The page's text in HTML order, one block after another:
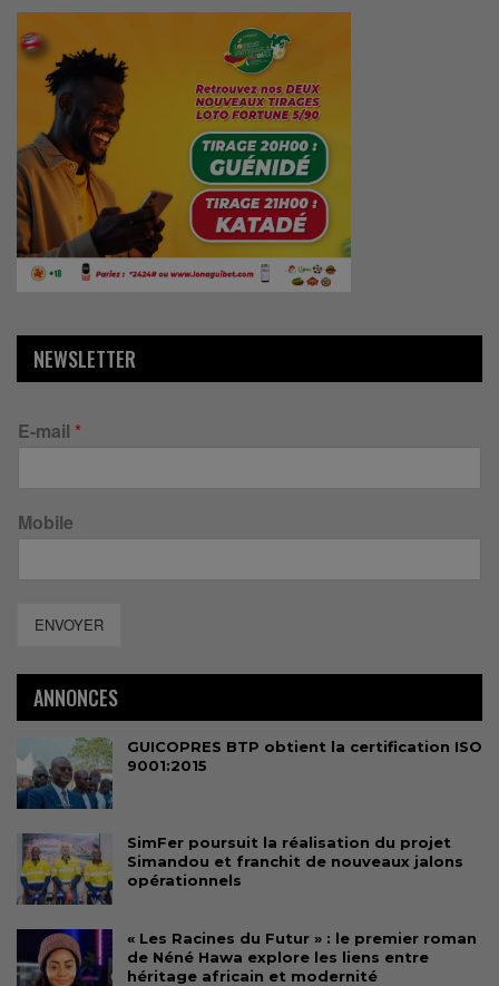
NEWSLETTER
E-mail *
Mobile
ENVOYER
ANNONCES
GUICOPRES BTP obtient la certification ISO
9001:2015
SimFer poursuit la réalisation du projet
Simandou et franchit de nouveaux jalons
opérationnels
« Les Racines du Futur » : le premier roman
de Néné Hawa explore les liens entre
héritage africain et modernité